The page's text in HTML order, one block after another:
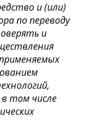
и (или)
по переводу
и
том числе